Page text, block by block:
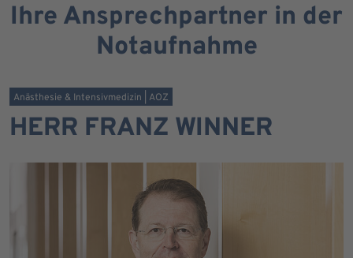
Ihre Ansprechpartner in der
Notaufnahme
Anästhesie & Intensivmedizin | AOZ
HERR FRANZ WINNER